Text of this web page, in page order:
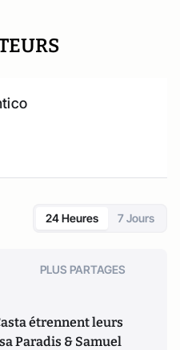
24 Heures 7 Jours
PLUS PARTAGES
étrennent leurs
Paradis & Samuel